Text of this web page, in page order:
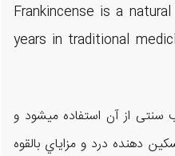
“Frankincense is a
years in traditional
از آن استفاده میشود و
دهنده درد و مزاياي بالقوه